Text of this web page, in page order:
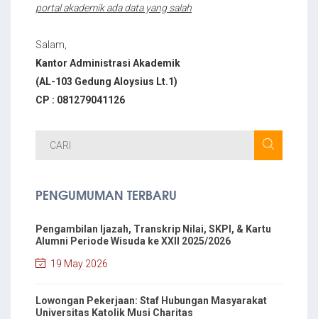
portal akademik ada data yang salah
Salam,
Kantor Administrasi Akademik
(AL-103 Gedung Aloysius Lt.1)
CP : 081279041126
PENGUMUMAN TERBARU
Pengambilan Ijazah, Transkrip Nilai, SKPI, & Kartu
Alumni Periode Wisuda ke XXII 2025/2026
19 May 2026
Lowongan Pekerjaan: Staf Hubungan Masyarakat
Universitas Katolik Musi Charitas